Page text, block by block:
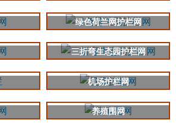
绿色荷兰网护栏网
三折弯生态园护栏网
机场护栏网
养殖围网